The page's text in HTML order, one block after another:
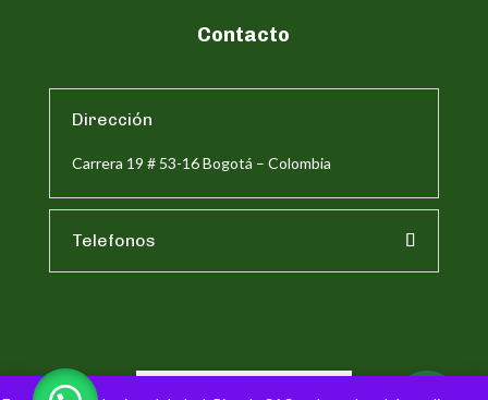
Contacto
Dirección
Carrera 19 # 53-16 Bogotá – Colombia
Telefonos